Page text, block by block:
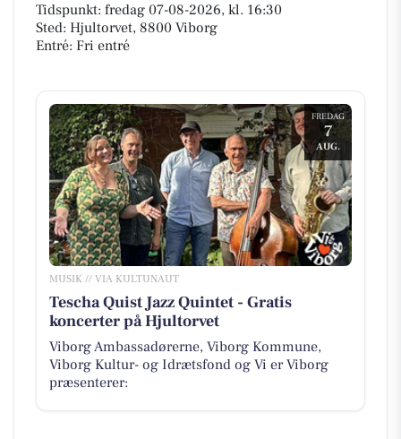
Tidspunkt: fredag 07-08-2026, kl. 16:30
Sted: Hjultorvet, 8800 Viborg
Entré: Fri entré
FREDAG
7
AUG.
MUSIK // VIA KULTUNAUT
Tescha Quist Jazz Quintet - Gratis
koncerter på Hjultorvet
Viborg Ambassadørerne, Viborg Kommune,
Viborg Kultur- og Idrætsfond og Vi er Viborg
præsenterer: